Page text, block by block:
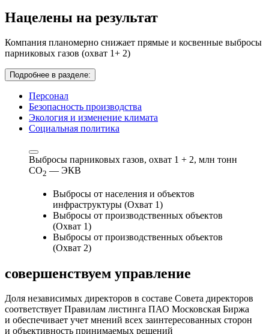
Нацелены на результат
Компания планомерно снижает прямые и косвенные выбросы
парниковых газов (охват 1+ 2)
Подробнее в разделе:
Персонал
Безопасность производства
Экология и изменение климата
Социальная политика
Выбросы парниковых газов, охват 1 + 2, млн тонн
СО2 — ЭКВ
Выбросы от населения и объектов
инфраструктуры (Охват 1)
Выбросы от производственных объектов
(Охват 1)
Выбросы от производственных объектов
(Охват 2)
совершенствуем управление
Доля независимых директоров в составе Совета директоров
соответствует Правилам листинга ПАО Московская Биржа
и обеспечивает учет мнений всех заинтересованных сторон
и объективность принимаемых решений